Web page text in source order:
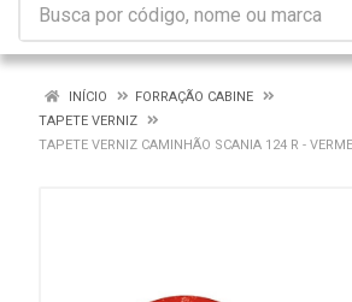
INÍCIO
FORRAÇÃO CABINE
TAPETE VERNIZ
TAPETE VERNIZ CAMINHÃO SCANIA 124 R -